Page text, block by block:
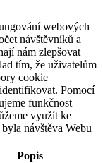
webových
návštěvníků a
nám zlepšovat
tím, že uživatelům
cookie
Pomocí
funkčnost
využít ke
návštěva Webu
Popis